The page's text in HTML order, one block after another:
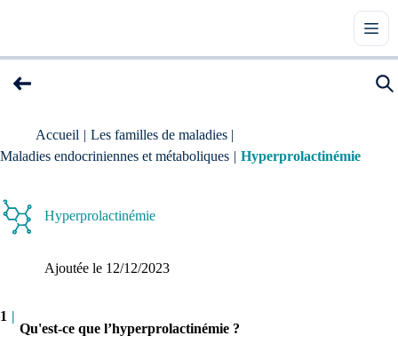
Accueil | Les familles de maladies |
Maladies endocriniennes et métaboliques | Hyperprolactinémie
Hyperprolactinémie
Ajoutée le 12/12/2023
1 |
Qu'est-ce que l’hyperprolactinémie ?